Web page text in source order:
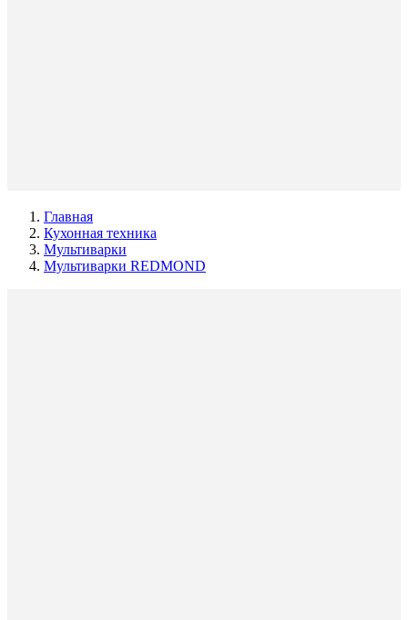
Главная
Кухонная техника
Мультиварки
Мультиварки REDMOND